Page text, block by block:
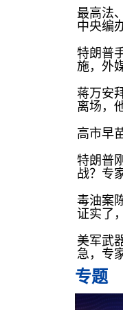
最高法
中央编
特朗普
施，外
蒋万安
离场，
高市早
特朗普
战？专
毒油案
证实了
美军武
急，专
专题